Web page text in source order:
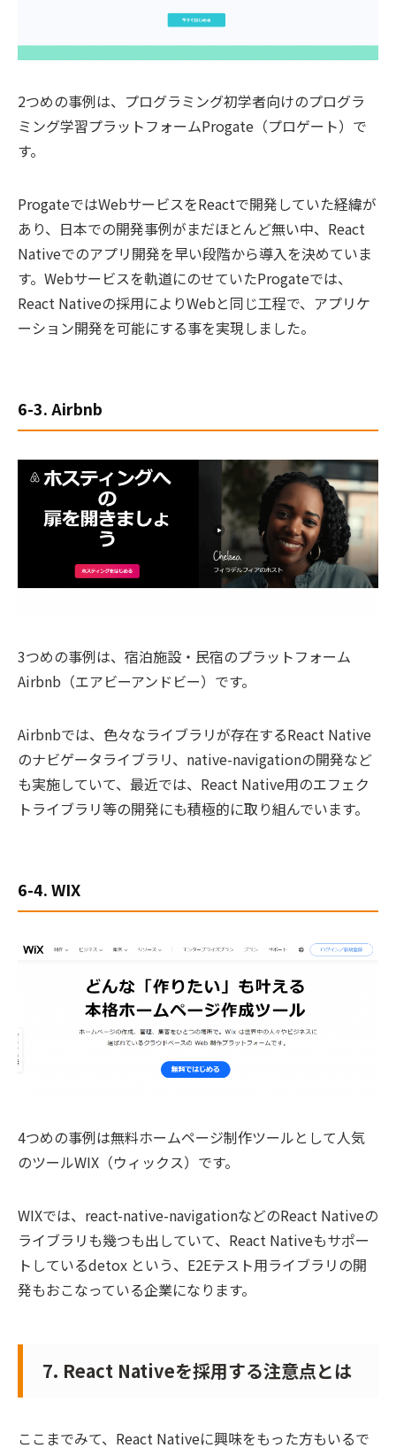
2つめの事例は、プログラミング初学者向けのプログラ
ミング学習プラットフォームProgate（プロゲート）で
す。
ProgateではWebサービスをReactで開発していた経緯が
あり、日本での開発事例がまだほとんど無い中、React
Nativeでのアプリ開発を早い段階から導入を決めていま
す。Webサービスを軌道にのせていたProgateでは、
React Nativeの採用によりWebと同じ工程で、アプリケ
ーション開発を可能にする事を実現しました。
6-3. Airbnb
3つめの事例は、宿泊施設・民宿のプラットフォーム
Airbnb（エアビーアンドビー）です。
Airbnbでは、色々なライブラリが存在するReact Native
のナビゲータライブラリ、native-navigationの開発など
も実施していて、最近では、React Native用のエフェク
トライブラリ等の開発にも積極的に取り組んでいます。
6-4. WIX
4つめの事例は無料ホームページ制作ツールとして人気
のツールWIX（ウィックス）です。
WIXでは、react-native-navigationなどのReact Nativeの
ライブラリも幾つも出していて、React Nativeもサポー
トしているdetox という、E2Eテスト用ライブラリの開
発もおこなっている企業になります。
7. React Nativeを採用する注意点とは
ここまでみて、React Nativeに興味をもった方もいるで